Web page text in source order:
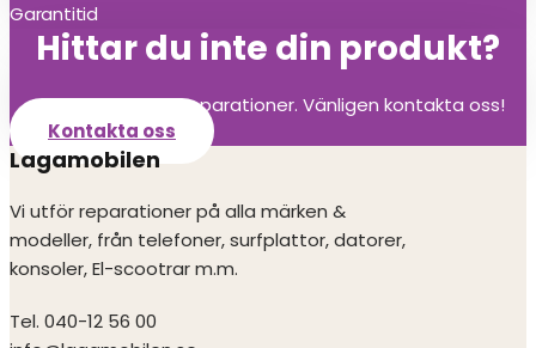
Garantitid
Hittar du inte din produkt?
Vi utför alla olika reparationer. Vänligen kontakta oss!
Kontakta oss
Lagamobilen
Vi utför reparationer på alla märken &
modeller, från telefoner, surfplattor, datorer,
konsoler, El-scootrar m.m.
Tel. 040-12 56 00